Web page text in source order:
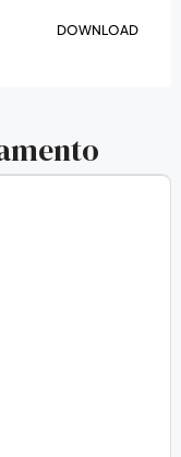
DOWNLOAD